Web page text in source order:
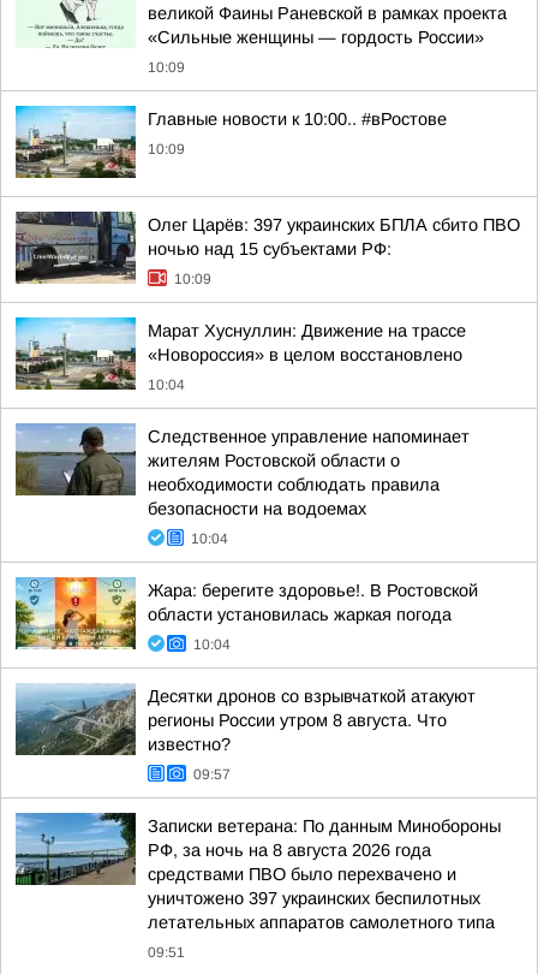
великой Фаины Раневской в рамках проекта
«Сильные женщины — гордость России»
10:09
Главные новости к 10:00.. #вРостове
10:09
Олег Царёв: 397 украинских БПЛА сбито ПВО
ночью над 15 субъектами РФ:
10:09
Марат Хуснуллин: Движение на трассе
«Новороссия» в целом восстановлено
10:04
Следственное управление напоминает
жителям Ростовской области о
необходимости соблюдать правила
безопасности на водоемах
10:04
Жара: берегите здоровье!. В Ростовской
области установилась жаркая погода
10:04
Десятки дронов со взрывчаткой атакуют
регионы России утром 8 августа. Что
известно?
09:57
Записки ветерана: По данным Минобороны
РФ, за ночь на 8 августа 2026 года
средствами ПВО было перехвачено и
уничтожено 397 украинских беспилотных
летательных аппаратов самолетного типа
09:51